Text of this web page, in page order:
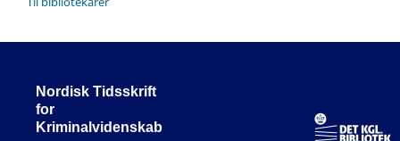
Nordisk Tidsskrift
for
Kriminalvidenskab